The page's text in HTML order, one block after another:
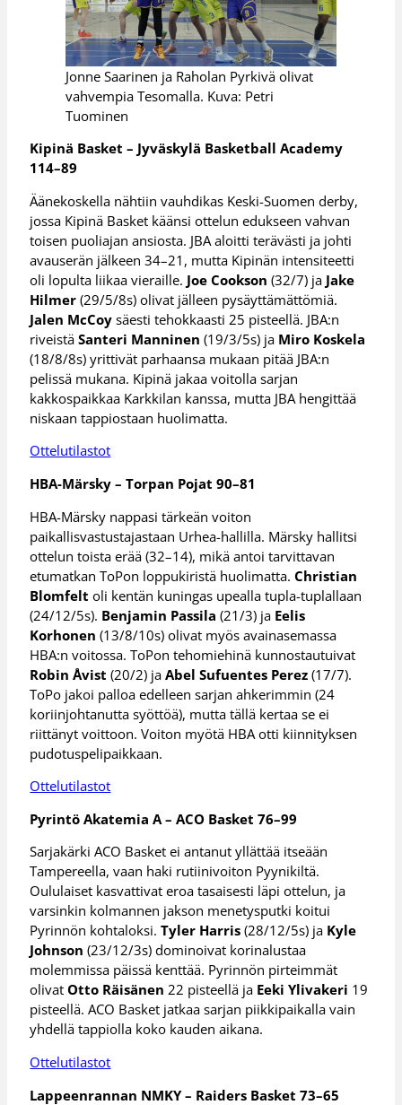
Jonne Saarinen ja Raholan Pyrkivä olivat
vahvempia Tesomalla. Kuva: Petri
Tuominen
Kipinä Basket – Jyväskylä Basketball Academy
114–89
Äänekoskella nähtiin vauhdikas Keski-Suomen derby,
jossa Kipinä Basket käänsi ottelun edukseen vahvan
toisen puoliajan ansiosta. JBA aloitti terävästi ja johti
avauserän jälkeen 34–21, mutta Kipinän intensiteetti
oli lopulta liikaa vieraille. Joe Cookson (32/7) ja Jake
Hilmer (29/5/8s) olivat jälleen pysäyttämättömiä.
Jalen McCoy säesti tehokkaasti 25 pisteellä. JBA:n
riveistäSanteri Manninen (19/3/5s) ja Miro Koskela
(18/8/8s) yrittivät parhaansa mukaan pitää JBA:n
pelissä mukana. Kipinä jakaa voitolla sarjan
kakkospaikkaa Karkkilan kanssa, mutta JBA hengittää
niskaan tappiostaan huolimatta.
Ottelutilastot
HBA-Märsky – Torpan Pojat 90–81
HBA-Märsky nappasi tärkeän voiton
paikallisvastustajastaan Urhea-hallilla. Märsky hallitsi
ottelun toista erää (32–14), mikä antoi tarvittavan
etumatkan ToPon loppukiristä huolimatta.Christian
Blomfelt oli kentän kuningas upealla tupla-tuplallaan
(24/12/5s). Benjamin Passila (21/3) ja Eelis
Korhonen (13/8/10s) olivat myös avainasemassa
HBA:n voitossa. ToPon tehomiehinä kunnostautuivat
Robin Åvist(20/2) jaAbel Sufuentes Perez (17/7).
ToPo jakoi palloa edelleen sarjan ahkerimmin (24
koriinjohtanutta syöttöä), mutta tällä kertaa se ei
riittänyt voittoon. Voiton myötä HBA otti kiinnityksen
pudotuspelipaikkaan.
Ottelutilastot
Pyrintö Akatemia A – ACO Basket 76–99
Sarjakärki ACO Basket ei antanut yllättää itseään
Tampereella, vaan haki rutiinivoiton Pyynikiltä.
Oululaiset kasvattivat eroa tasaisesti läpi ottelun, ja
varsinkin kolmannen jakson menetysputki koitui
Pyrinnön kohtaloksi.Tyler Harris (28/12/5s) ja Kyle
Johnson (23/12/3s) dominoivat korinalustaa
molemmissa päissä kenttää. Pyrinnön pirteimmät
olivatOtto Räisänen 22 pisteellä ja Eeki Ylivakeri 19
pisteellä. ACO Basket jatkaa sarjan piikkipaikalla vain
yhdellä tappiolla koko kauden aikana.
Ottelutilastot
Lappeenrannan NMKY – Raiders Basket 73–65